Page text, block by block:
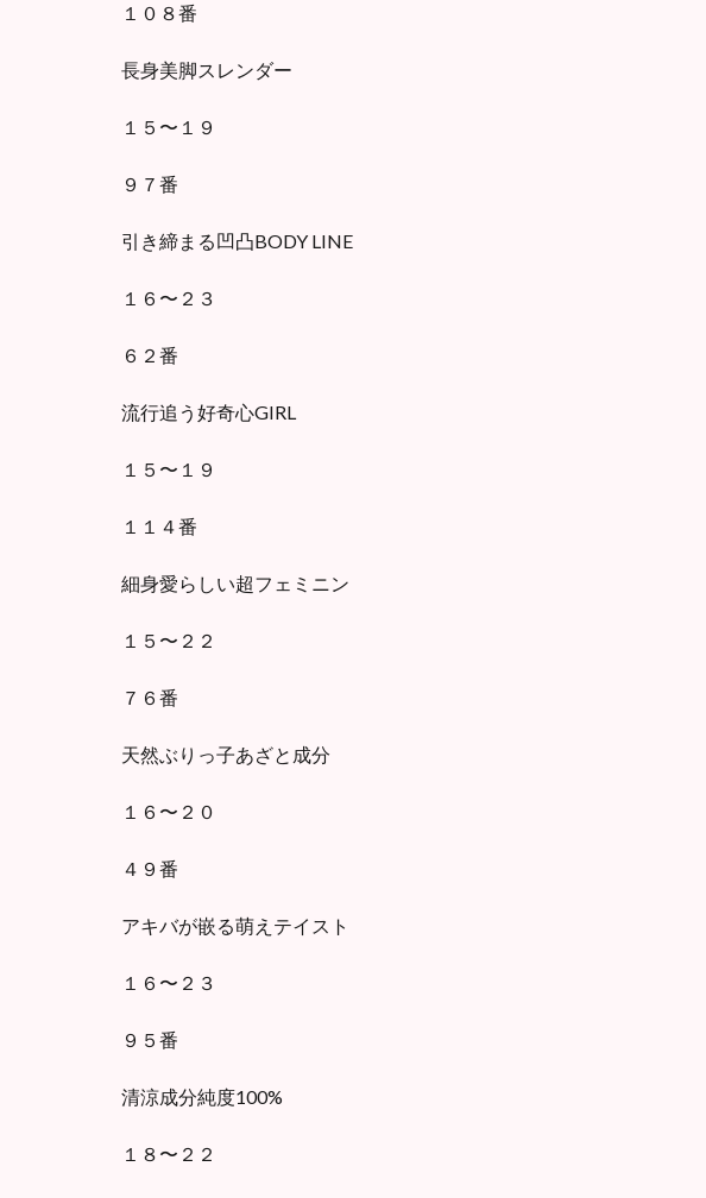
１０８番
長身美脚スレンダー
１５〜１９
９７番
引き締まる凹凸BODY LINE
１６〜２３
６２番
流行追う好奇心GIRL
１５〜１９
１１４番
細身愛らしい超フェミニン
１５〜２２
７６番
天然ぶりっ子あざと成分
１６〜２０
４９番
アキバが嵌る萌えテイスト
１６〜２３
９５番
清涼成分純度100%
１８〜２２